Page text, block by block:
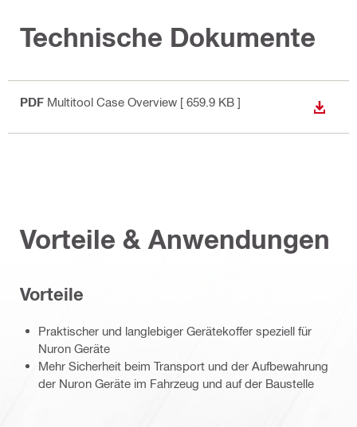
Technische Dokumente
PDF Multitool Case Overview [ 659.9 KB ]
Vorteile & Anwendungen
Vorteile
Praktischer und langlebiger Gerätekoffer speziell für
Nuron Geräte
Mehr Sicherheit beim Transport und der Aufbewahrung
der Nuron Geräte im Fahrzeug und auf der Baustelle